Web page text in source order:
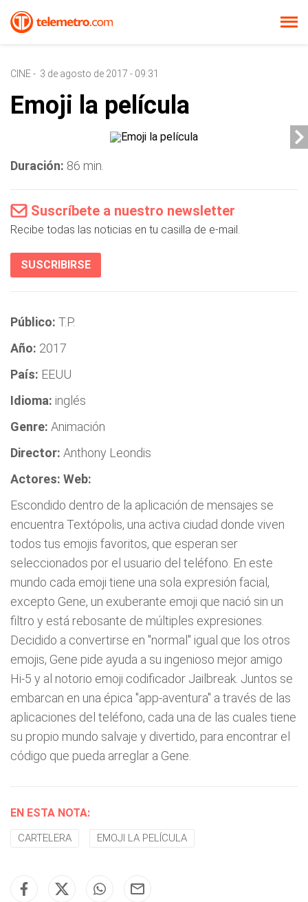
CINE- 3 de agosto de 2017 - 09:31
Emoji la película
Duración: 86 min.
Suscríbete a nuestro newsletter
Recibe todas las noticias en tu casilla de e-mail.
SUSCRIBIRSE
Público: T.P.
Año: 2017
País: EEUU
Idioma: inglés
Genre: Animación
Director: Anthony Leondis
Actores: Web:
Escondido dentro de la aplicación de mensajes se
encuentra Textópolis, una activa ciudad donde viven
todos tus emojis favoritos, que esperan ser
seleccionados por el usuario del teléfono. En este
mundo cada emoji tiene una sola expresión facial,
excepto Gene, un exuberante emoji que nació sin un
filtro y está rebosante de múltiples expresiones.
Decidido a convertirse en "normal" igual que los otros
emojis, Gene pide ayuda a su ingenioso mejor amigo
Hi-5 y al notorio emoji codificador Jailbreak. Juntos se
embarcan en una épica "app-aventura" a través de las
aplicaciones del teléfono, cada una de las cuales tiene
su propio mundo salvaje y divertido, para encontrar el
código que pueda arreglar a Gene.
EN ESTA NOTA:
CARTELERA EMOJI LA PELÍCULA